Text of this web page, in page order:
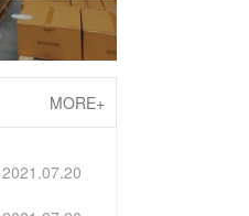
MORE+
2021.07.20